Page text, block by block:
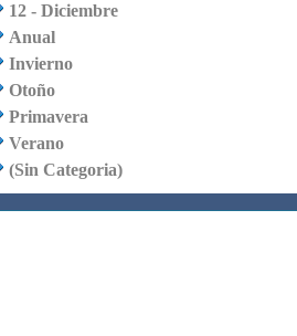
12 - Diciembre
Anual
Invierno
Otoño
Primavera
Verano
(Sin Categoria)